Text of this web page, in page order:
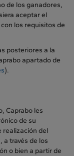
de los ganadores,
aceptar el
los requisitos de
posteriores a la
apartado de
).
Caprabo les
de su
realización del
a través de los
o bien a partir de